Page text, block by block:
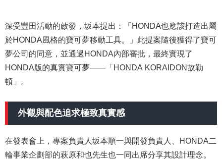
深受豐田活動的啟發，坂本提出：「HONDA也應該打造出屬
於HONDA風格的寶可夢移動工具。」此提案隨後獲得了寶可
夢公司的同意，並通過HONDA內部審批，最終實現了
HONDA版的真實寶可夢——「HONDA KORAIDON故勒
頓」。
外觀與配色追求極致真實感
在發表會上，專案負責人坂本順一與開發負責人、HONDA二
輪事業企劃部的萩原和也先生也一同出席分享其設計理念。